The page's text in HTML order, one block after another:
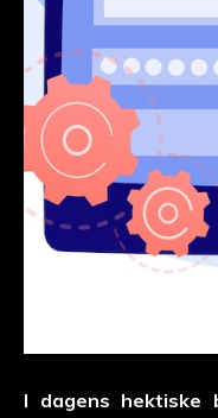
I dagens hektiske